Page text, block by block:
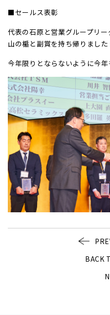
■セールス表彰
代表の石原と営業グループリ
山の楯と副賞を持ち帰りました
今年限りとならないように今年
BACK